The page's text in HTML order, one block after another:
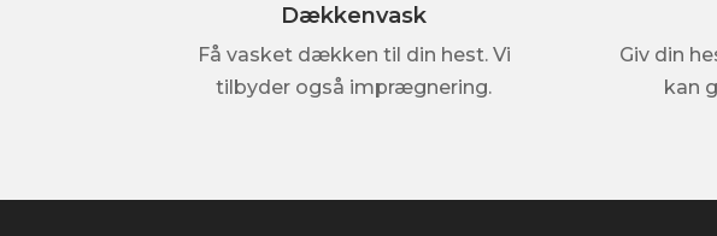
Dækkenvask
Få vasket dækken til din hest. Vi
tilbyder også imprægnering.
Giv din
kan